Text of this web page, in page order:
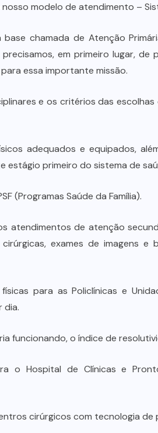
modelo de atendimento –
chamada de Atenção
em primeiro lugar,
essa importante missão.
e os critérios das
adequados e equipados,
estágio primeiro do sistema de
(Programas Saúde da Família).
atendimentos de atenção
exames de imagens e
para as Policlínicas e
dia.
funcionando, o índice de
o Hospital de Clínicas e
cirúrgicos com tecnologia de
em Mato
DE 2026
à